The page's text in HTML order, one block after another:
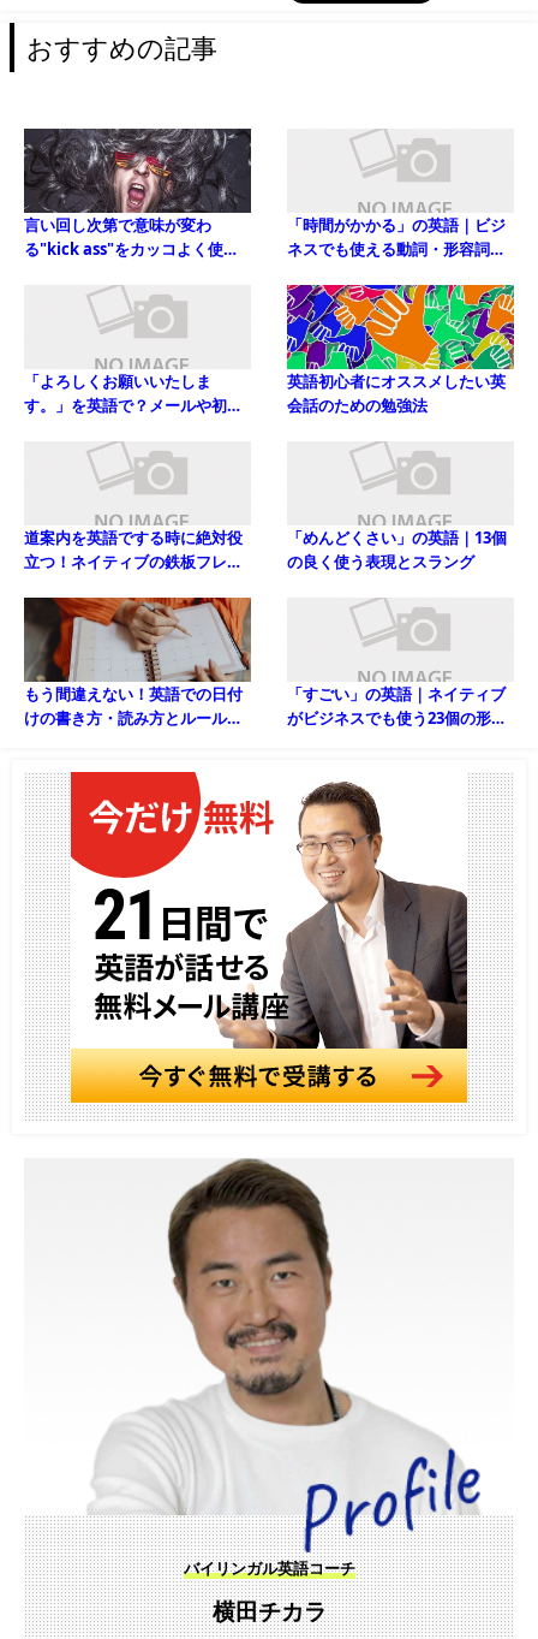
おすすめの記事
言い回し次第で意味が変わ
る"kick ass"をカッコよく使い
「時間がかかる」の英語｜ビジ
ネスでも使える動詞・形容詞や
「よろしくお願いいたしま
す。」を英語で？メールや初対
英語初心者にオススメしたい英
会話のための勉強法
道案内を英語でする時に絶対役
立つ！ネイティブの鉄板フレー
「めんどくさい」の英語｜13個
の良く使う表現とスラング
もう間違えない！英語での日付
けの書き方・読み方とルールを
「すごい」の英語｜ネイティブ
がビジネスでも使う23個の形容
バイリンガル英語コーチ
横田チカラ